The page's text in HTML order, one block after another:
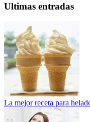
Ultimas entradas
La mejor receta para